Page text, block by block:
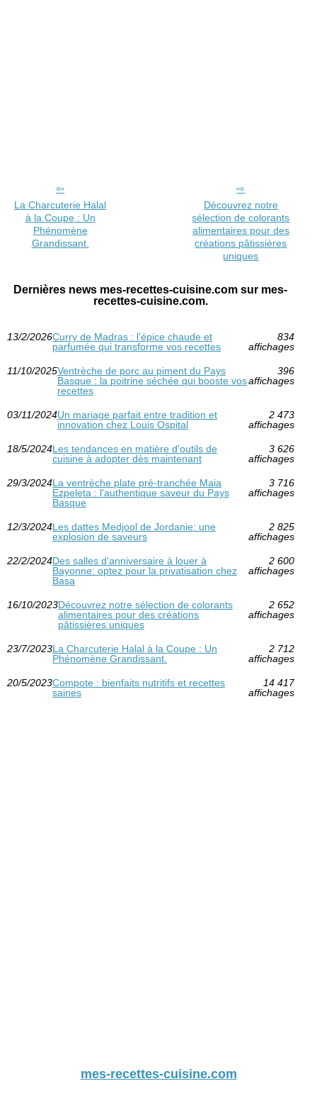
La Charcuterie Halal
à la Coupe : Un
Phénomène
Grandissant.
Découvrez notre
sélection de colorants
alimentaires pour des
créations pâtissières
uniques
Dernières news mes-recettes-cuisine.com sur mes-
recettes-cuisine.com.
13/2/2026Curry de Madras : l’épice chaude et
parfumée qui transforme vos recettes
834
affichages
11/10/2025Ventrèche de porc au piment du Pays
Basque : la poitrine séchée qui booste vos
recettes
396
affichages
03/11/2024Un mariage parfait entre tradition et
innovation chez Louis Ospital
2 473
affichages
18/5/2024Les tendances en matière d'outils de
cuisine à adopter dès maintenant
3 626
affichages
29/3/2024La ventrèche plate pré-tranchée Maia
Ezpeleta : l'authentique saveur du Pays
Basque
3 716
affichages
12/3/2024Les dattes Medjool de Jordanie: une
explosion de saveurs
2 825
affichages
22/2/2024Des salles d'anniversaire à louer à
Bayonne: optez pour la privatisation chez
Basa
2 600
affichages
16/10/2023Découvrez notre sélection de colorants
alimentaires pour des créations
pâtissières uniques
2 652
affichages
23/7/2023La Charcuterie Halal à la Coupe : Un
Phénomène Grandissant.
2 712
affichages
20/5/2023Compote : bienfaits nutritifs et recettes
saines
14 417
affichages
mes-recettes-cuisine.com